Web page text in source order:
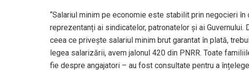
“Salariul minim pe economie este stabilit prin negocieri
reprezentanți ai sindicatelor, patronatelor și ai
ceea ce privește salariul minim brut garantat în plată,
legea salarizării, avem jalonul 420 din PNRR. Toate
fie despre angajatori – au fost consultate pentru a